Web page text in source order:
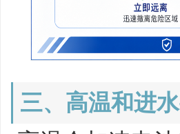
三、高温和进